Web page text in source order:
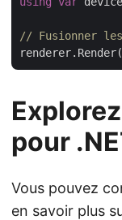
// Fusionner les
pour
Vous pouvez
en savoir plus